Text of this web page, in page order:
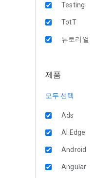
Testing
TotT
튜토리얼
제품
모두 선택
Ads
AI Edge
Android
Angular